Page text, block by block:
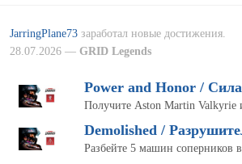
JarringPlane73 заработал новые достижения.
28.07.2026 —GRID Legends
Power and Honor /
Получите Aston Martin Valkyrie
Demolished /
Разбейте 5 машин соперников